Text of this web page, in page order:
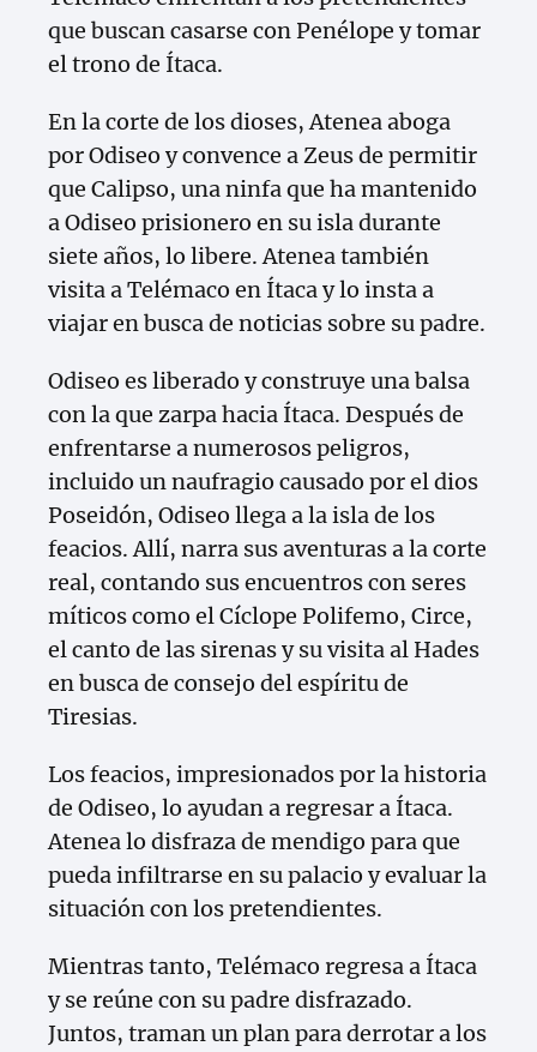
que buscan casarse con Penélope y tomar
el trono de Ítaca.
En la corte de los dioses, Atenea aboga
por Odiseo y convence a Zeus de permitir
que Calipso, una ninfa que ha mantenido
a Odiseo prisionero en su isla durante
siete años, lo libere. Atenea también
visita a Telémaco en Ítaca y lo insta a
viajar en busca de noticias sobre su padre.
Odiseo es liberado y construye una balsa
con la que zarpa hacia Ítaca. Después de
enfrentarse a numerosos peligros,
incluido un naufragio causado por el dios
Poseidón, Odiseo llega a la isla de los
feacios. Allí, narra sus aventuras a la corte
real, contando sus encuentros con seres
míticos como el Cíclope Polifemo, Circe,
el canto de las sirenas y su visita al Hades
en busca de consejo del espíritu de
Tiresias.
Los feacios, impresionados por la historia
de Odiseo, lo ayudan a regresar a Ítaca.
Atenea lo disfraza de mendigo para que
pueda infiltrarse en su palacio y evaluar la
situación con los pretendientes.
Mientras tanto, Telémaco regresa a Ítaca
y se reúne con su padre disfrazado.
Juntos, traman un plan para derrotar a los